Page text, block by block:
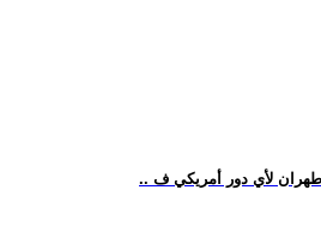
طهران لأي دور أمريكي ف